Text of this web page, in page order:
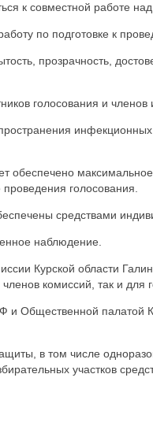
к совместной работе
по подготовке к
прозрачность,
голосования и членов
голосования.
средствами
наблюдение.
Курской области
комиссий, так и для
и Общественной палатой
в том числе
участков